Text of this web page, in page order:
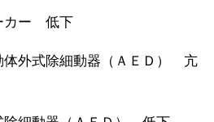
カー 低下
外式除細動器（ＡＥＤ） 亢